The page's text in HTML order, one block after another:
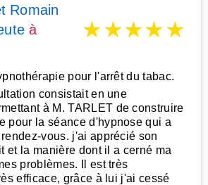
Romain
à
★★★★★
pour l'arrêt du tabac.
consistait en une
à M. TARLET de construire
pour la séance d'hypnose qui a
vous. j'ai apprécié son
et la manière dont il a cerné ma
problèmes. Il est très
efficace, grâce à lui j'ai cessé